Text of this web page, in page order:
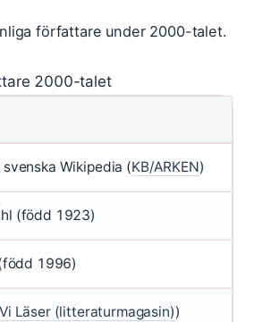
författare under 2000-talet.
2000-talet
Wikipedia (KB/ARKEN)
(född 1923)
1996)
Vi Läser (litteraturmagasin))